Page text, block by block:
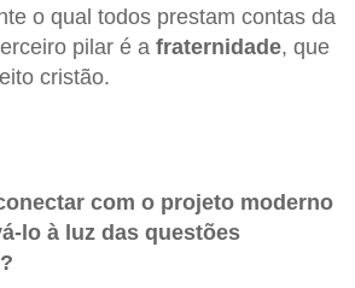
o qual todos prestam contas da
pilar é a fraternidade, que
cristão.
com o projeto moderno
lo à luz das questões